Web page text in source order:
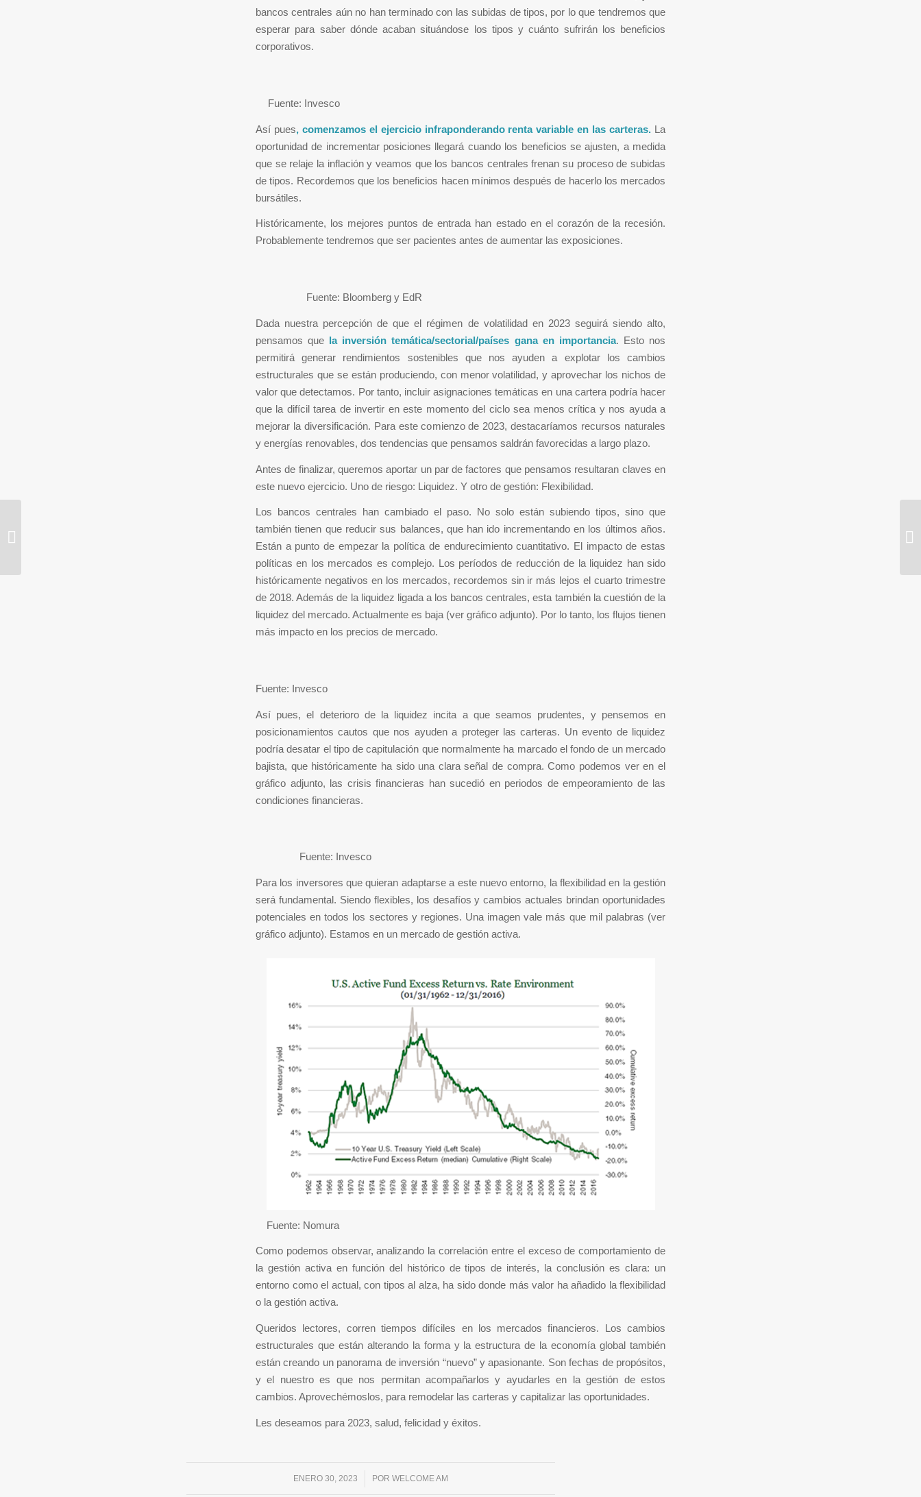
bancos centrales aún no han terminado con las subidas de tipos, por lo que tendremos que
esperar para saber dónde acaban situándose los tipos y cuánto sufrirán los beneficios
corporativos.
Fuente: Invesco
Así pues, comenzamos el ejercicio infraponderando renta variable en las carteras. La
oportunidad de incrementar posiciones llegará cuando los beneficios se ajusten, a medida
que se relaje la inflación y veamos que los bancos centrales frenan su proceso de subidas
de tipos. Recordemos que los beneficios hacen mínimos después de hacerlo los mercados
bursátiles.
Históricamente, los mejores puntos de entrada han estado en el corazón de la recesión.
Probablemente tendremos que ser pacientes antes de aumentar las exposiciones.
Fuente: Bloomberg y EdR
Dada nuestra percepción de que el régimen de volatilidad en 2023 seguirá siendo alto,
pensamos que la inversión temática/sectorial/países gana en importancia. Esto nos
permitirá generar rendimientos sostenibles que nos ayuden a explotar los cambios
estructurales que se están produciendo, con menor volatilidad, y aprovechar los nichos de
valor que detectamos. Por tanto, incluir asignaciones temáticas en una cartera podría hacer
que la difícil tarea de invertir en este momento del ciclo sea menos crítica y nos ayuda a
mejorar la diversificación. Para este comienzo de 2023, destacaríamos recursos naturales
y energías renovables, dos tendencias que pensamos saldrán favorecidas a largo plazo.
Antes de finalizar, queremos aportar un par de factores que pensamos resultaran claves en
este nuevo ejercicio. Uno de riesgo: Liquidez. Y otro de gestión: Flexibilidad.
Los bancos centrales han cambiado el paso. No solo están subiendo tipos, sino que
también tienen que reducir sus balances, que han ido incrementando en los últimos años.
Están a punto de empezar la política de endurecimiento cuantitativo. El impacto de estas
políticas en los mercados es complejo. Los períodos de reducción de la liquidez han sido
históricamente negativos en los mercados, recordemos sin ir más lejos el cuarto trimestre
de 2018. Además de la liquidez ligada a los bancos centrales, esta también la cuestión de la
liquidez del mercado. Actualmente es baja (ver gráfico adjunto). Por lo tanto, los flujos tienen
más impacto en los precios de mercado.
Fuente: Invesco
Así pues, el deterioro de la liquidez incita a que seamos prudentes, y pensemos en
posicionamientos cautos que nos ayuden a proteger las carteras. Un evento de liquidez
podría desatar el tipo de capitulación que normalmente ha marcado el fondo de un mercado
bajista, que históricamente ha sido una clara señal de compra. Como podemos ver en el
gráfico adjunto, las crisis financieras han sucedió en periodos de empeoramiento de las
condiciones financieras.
Fuente: Invesco
Para los inversores que quieran adaptarse a este nuevo entorno, la flexibilidad en la gestión
será fundamental. Siendo flexibles, los desafíos y cambios actuales brindan oportunidades
potenciales en todos los sectores y regiones. Una imagen vale más que mil palabras (ver
gráfico adjunto). Estamos en un mercado de gestión activa.
Fuente: Nomura
Como podemos observar, analizando la correlación entre el exceso de comportamiento de
la gestión activa en función del histórico de tipos de interés, la conclusión es clara: un
entorno como el actual, con tipos al alza, ha sido donde más valor ha añadido la flexibilidad
o la gestión activa.
Queridos lectores, corren tiempos difíciles en los mercados financieros. Los cambios
estructurales que están alterando la forma y la estructura de la economía global también
están creando un panorama de inversión “nuevo” y apasionante. Son fechas de propósitos,
y el nuestro es que nos permitan acompañarlos y ayudarles en la gestión de estos
cambios. Aprovechémoslos, para remodelar las carteras y capitalizar las oportunidades.
Les deseamos para 2023, salud, felicidad y éxitos.
ENERO 30, 2023
/ PORWELCOME AM